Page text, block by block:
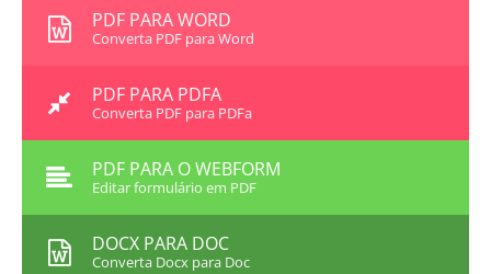
PDF PARA WORD
Converta PDF para Word
PDF PARA PDFA
Converta PDF para PDFa
PDF PARA O WEBFORM
Editar formulário em PDF
DOCX PARA DOC
Converta Docx para Doc